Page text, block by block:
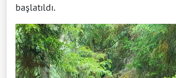
başlatıldı.